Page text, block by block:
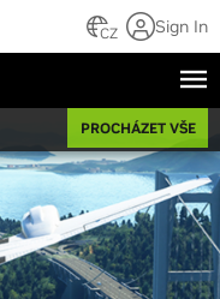
CZ Sign In
PROCHÁZET VŠE